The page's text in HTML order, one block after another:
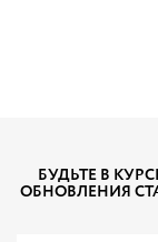
БУДЬТЕ В
ОБНОВЛЕНИЯ